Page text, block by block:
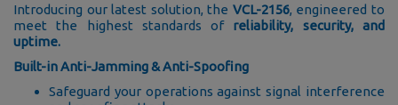
Introducing our latest solution, the VCL-2156, engineered to
meet the highest standards ofreliability, security, and
uptime.
Built-in Anti-Jamming & Anti-Spoofing
Safeguard your operations against signal interference